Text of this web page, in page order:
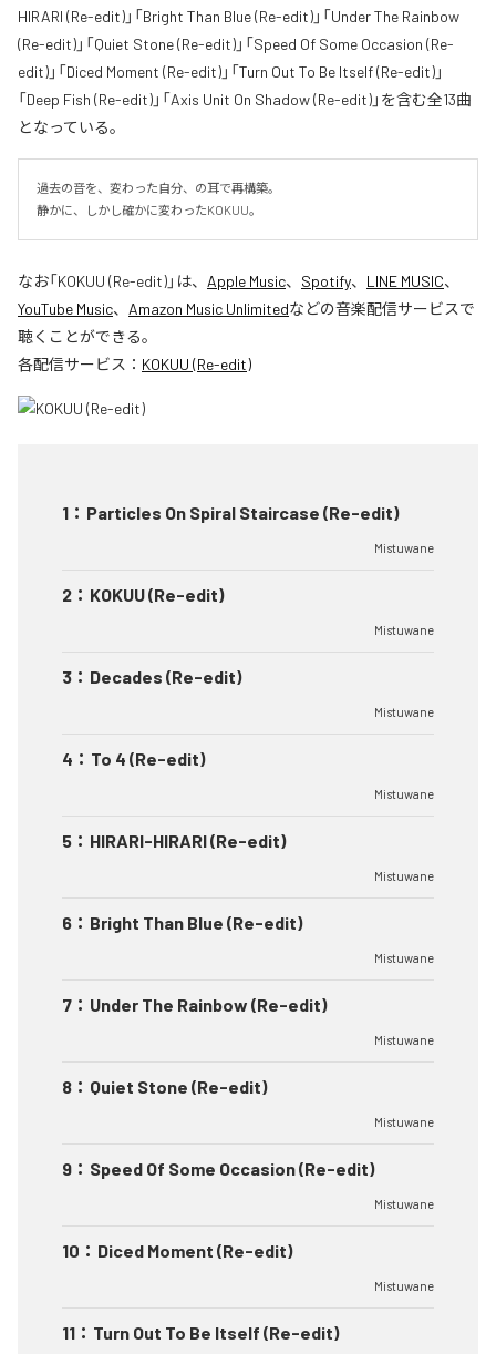
HIRARI (Re-edit)」「Bright Than Blue (Re-edit)」「Under The Rainbow
(Re-edit)」「Quiet Stone (Re-edit)」「Speed Of Some Occasion (Re-
edit)」「Diced Moment (Re-edit)」「Turn Out To Be Itself (Re-edit)」
「Deep Fish (Re-edit)」「Axis Unit On Shadow (Re-edit)」を含む全13曲
となっている。
過去の音を、変わった自分、の耳で再構築。
静かに、しかし確かに変わったKOKUU。
なお「KOKUU (Re-edit)」は、 Apple Music、 Spotify、 LINE MUSIC、
YouTube Music、 Amazon Music Unlimitedなどの音楽配信サービスで
聴くことができる。
各配信サービス： KOKUU (Re-edit)
1 ： Particles On Spiral Staircase (Re-edit)
Mistuwane
2 ： KOKUU (Re-edit)
Mistuwane
3 ： Decades (Re-edit)
Mistuwane
4 ： To 4 (Re-edit)
Mistuwane
5 ： HIRARI-HIRARI (Re-edit)
Mistuwane
6 ： Bright Than Blue (Re-edit)
Mistuwane
7 ： Under The Rainbow (Re-edit)
Mistuwane
8 ： Quiet Stone (Re-edit)
Mistuwane
9 ： Speed Of Some Occasion (Re-edit)
Mistuwane
10 ： Diced Moment (Re-edit)
Mistuwane
11 ： Turn Out To Be Itself (Re-edit)